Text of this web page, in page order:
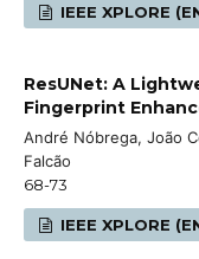
IEEE XPLORE
ResUNet: A
Fingerprint
André Nóbrega, João
Falcão
68-73
IEEE XPLORE